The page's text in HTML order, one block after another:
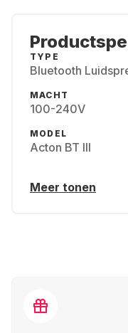
TYPE
Bluetooth
MACHT
100-240V
MODEL
Acton BT III
Meer tonen